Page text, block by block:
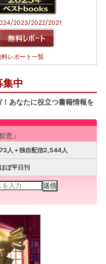
/2023/2022/2021
料レポート一覧
集中
あなたに役立つ書籍情報を
恵』
人＋独自配信2,544人
ほぼ平日刊